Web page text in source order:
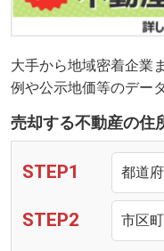
大手から地域密着企業
例や公示地価等のデー
売却する不動産の住
STEP1
STEP2